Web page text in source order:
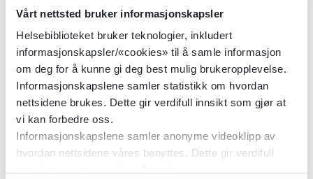
Vårt nettsted bruker informasjonskapsler
Helsebiblioteket bruker teknologier, inkludert
informasjonskapsler/«cookies» til å samle informasjon
om deg for å kunne gi deg best mulig brukeropplevelse.
Informasjonskapslene samler statistikk om hvordan
nettsidene brukes. Dette gir verdifull innsikt som gjør at
vi kan forbedre oss.
Informasjonskapslene samler anonyme videoklipp av
hvordan nettsidene våres benyttes. Dette gir verdifull
Petroleumsdestillater, alifatiske -
behandlingsanbefaling ved
forgiftning
Persontilpasset medisin -